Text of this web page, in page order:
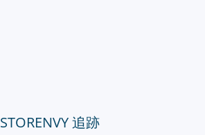
STORENVY 追跡